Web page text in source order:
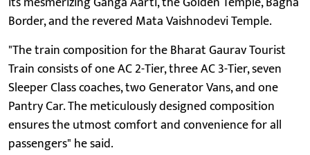
Border, and the revered Mata Vaishnodevi Temple.
"The train composition for the Bharat Gaurav Tourist
Train consists of one AC 2-Tier, three AC 3-Tier, seven
Sleeper Class coaches, two Generator Vans, and one
Pantry Car. The meticulously designed composition
ensures the utmost comfort and convenience for all
passengers" he said.